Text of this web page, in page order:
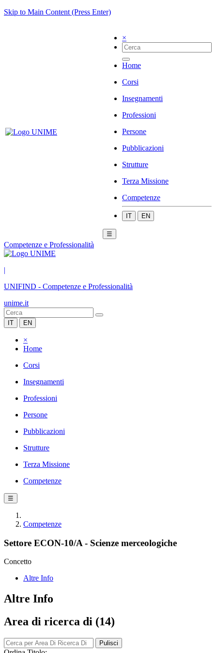
Skip to Main Content (Press Enter)
×
Home
Corsi
Insegnamenti
Professioni
Persone
Pubblicazioni
Strutture
Terza Missione
Competenze
IT EN
☰
Competenze e Professionalità
|
UNIFIND - Competenze e Professionalità
unime.it
IT EN
×
Home
Corsi
Insegnamenti
Professioni
Persone
Pubblicazioni
Strutture
Terza Missione
Competenze
☰
Competenze
Settore ECON-10/A - Scienze merceologiche
Concetto
Altre Info
Altre Info
Area di ricerca di (14)
Pulisci